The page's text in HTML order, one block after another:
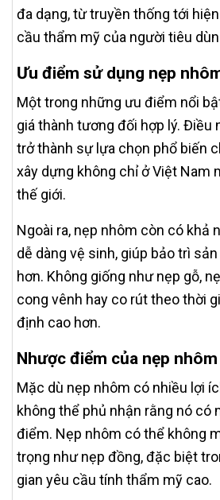
đa dạng, từ truyền thống tới
cầu thẩm mỹ của người tiêu
Ưu điểm sử dụng nẹp
Một trong những ưu điểm nổi
giá thành tương đối hợp lý. Điều
trở thành sự lựa chọn phổ biến
xây dựng không chỉ ở Việt Nam
thế giới.
Ngoài ra, nẹp nhôm còn có khả
dễ dàng vệ sinh, giúp bảo trì
hơn. Không giống như nẹp gỗ,
cong vênh hay co rút theo thời
định cao hơn.
Nhược điểm của nẹp nhôm
Mặc dù nẹp nhôm có nhiều lợi
không thể phủ nhận rằng nó có
điểm. Nẹp nhôm có thể không
trọng như nẹp đồng, đặc biệt
gian yêu cầu tính thẩm mỹ cao.